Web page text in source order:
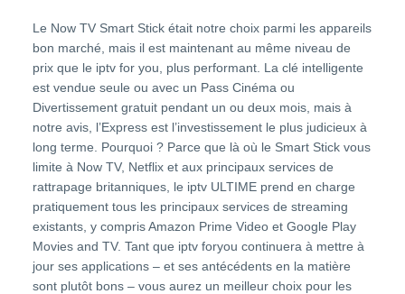
Le Now TV Smart Stick était notre choix parmi les appareils
bon marché, mais il est maintenant au même niveau de
prix que le iptv for you, plus performant. La clé intelligente
est vendue seule ou avec un Pass Cinéma ou
Divertissement gratuit pendant un ou deux mois, mais à
notre avis, l’Express est l’investissement le plus judicieux à
long terme. Pourquoi ? Parce que là où le Smart Stick vous
limite à Now TV, Netflix et aux principaux services de
rattrapage britanniques, le iptv ULTIMEprend en charge
pratiquement tous les principaux services de streaming
existants, y compris Amazon Prime Video et Google Play
Movies and TV. Tant que iptv foryou continuera à mettre à
jour ses applications – et ses antécédents en la matière
sont plutôt bons – vous aurez un meilleur choix pour les